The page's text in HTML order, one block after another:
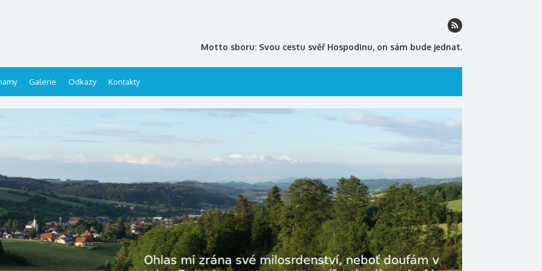
Motto sboru: Svou cestu svěř Hospodinu, on sám bude jednat.
Galerie Odkazy Kontakty